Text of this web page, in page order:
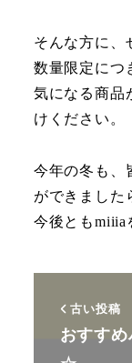
そんな方に、
数量限定につ
気になる商品
けください。
今年の冬も、
ができました
今後ともmiiia
古い投稿
おすす